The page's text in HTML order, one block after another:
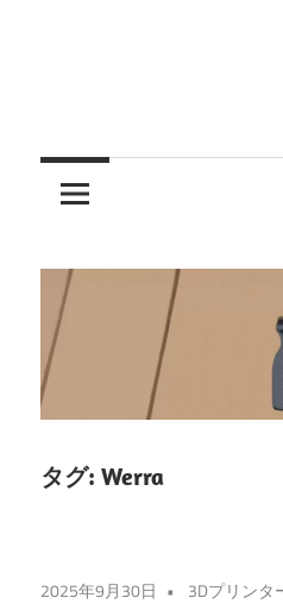
う
タグ: Werra
2025年9月30日 3Dプリンタ